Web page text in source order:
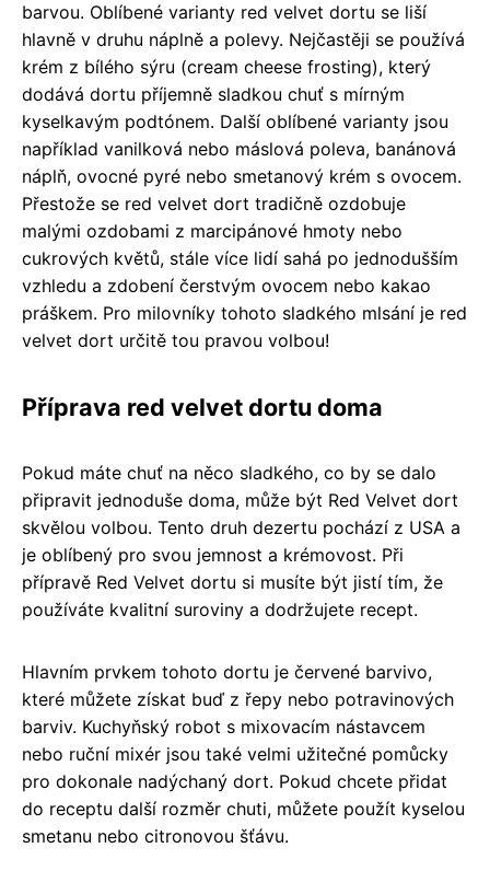
barvou. Oblíbené varianty red velvet dortu se liší
hlavně v druhu náplně a polevy. Nejčastěji se používá
krém z bílého sýru (cream cheese frosting), který
dodává dortu příjemně sladkou chuť s mírným
kyselkavým podtónem. Další oblíbené varianty jsou
například vanilková nebo máslová poleva, banánová
náplň, ovocné pyré nebo smetanový krém s ovocem.
Přestože se red velvet dort tradičně ozdobuje
malými ozdobami z marcipánové hmoty nebo
cukrových květů, stále více lidí sahá po jednodušším
vzhledu a zdobení čerstvým ovocem nebo kakao
práškem. Pro milovníky tohoto sladkého mlsání je red
velvet dort určitě tou pravou volbou!
Příprava red velvet dortu doma
Pokud máte chuť na něco sladkého, co by se dalo
připravit jednoduše doma, může být Red Velvet dort
skvělou volbou. Tento druh dezertu pochází z USA a
je oblíbený pro svou jemnost a krémovost. Při
přípravě Red Velvet dortu si musíte být jistí tím, že
používáte kvalitní suroviny a dodržujete recept.
Hlavním prvkem tohoto dortu je červené barvivo,
které můžete získat buď z řepy nebo potravinových
barviv. Kuchyňský robot s mixovacím nástavcem
nebo ruční mixér jsou také velmi užitečné pomůcky
pro dokonale nadýchaný dort. Pokud chcete přidat
do receptu další rozměr chuti, můžete použít kyselou
smetanu nebo citronovou šťávu.